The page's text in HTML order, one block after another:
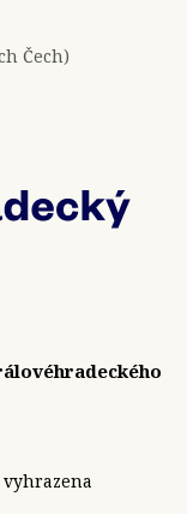
Čech)
vyhrazena